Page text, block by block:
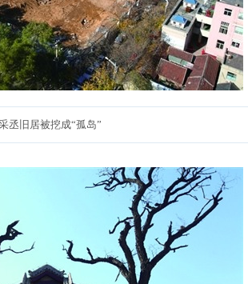
丞旧居被挖成“孤岛”